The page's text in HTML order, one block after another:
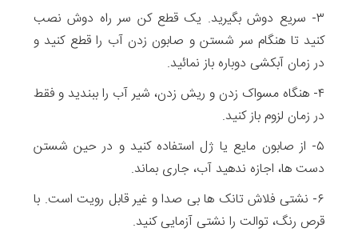
۳- سریع دوش بگیرید. یک قطع کن سر راه دوش نصب
کنید تا هنگام سر شستن و صابون زدن آب را قطع کنید و
در زمان آبکشی دوباره باز نمائید.
۴- هنگاه مسواک زدن و ریش زدن، شیر آب را ببندید و فقط
در زمان لزوم باز کنید.
۵- از صابون مایع یا ژل استفاده کنید و در حین شستن
دست ها، اجازه ندهید آب، جاری بماند.
۶- نشتی فلاش تانک ها بی صدا و غیر قابل رویت است. با
قرص رنگ، توالت را نشتی آزمایی کنید.